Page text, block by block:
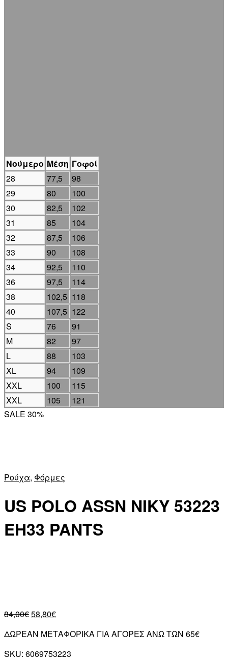
Νούμερο Μέση Γοφοί
28
77,5
98
29
80
100
30
82,5
102
31
85
104
32
87,5
106
33
90
108
34
92,5
110
36
97,5
114
38
102,5 118
40
107,5 122
S
76
91
M
82
97
L
88
103
XL
94
109
XXL
100
115
XXL
105
121
SALE 30%
Ρούχα, Φόρμες
US POLO ASSN NIKY 53223
EH33 PANTS
84,00€58,80€
ΔΩΡΕΑΝ ΜΕΤΑΦΟΡΙΚΑ ΓΙΑ ΑΓΟΡΕΣ ΑΝΩ ΤΩΝ 65€
SKU: 6069753223